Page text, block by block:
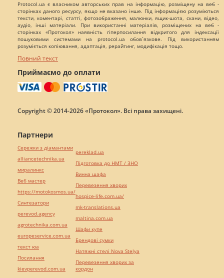
Protocol.ua є власником авторських прав на інформацію, розміщену на веб -
сторінках даного ресурсу, якщо не вказано інше. Під інформацією розуміються
тексти, коментарі, статті, фотозображення, малюнки, ящик-шота, скани, відео,
аудіо, інші матеріали. При використанні матеріалів, розміщених на веб -
сторінках «Протокол» наявність гіперпосилання відкритого для індексації
пошуковими системами на protocol.ua обов`язкове. Під використанням
розуміється копіювання, адаптація, рерайтинг, модифікація тощо.
Повний текст
Приймаємо до оплати
Copyright © 2014-2026 «Протокол». Всі права захищені.
Партнери
Сережки з діамантами
alliancetechnika.ua
миралинкс
Веб мастер
https://motokosmos.ua/
Синтезатори
perevod.agency
agrotechnika.com.ua
europeservice.com.ua
текст юа
Посилання
kievperevod.com.ua
pereklad.ua
Підготовка до НМТ / ЗНО
Винна шафа
Перевезення хворих
hospice-life.com.ua/
mk-translations.ua
maltina.com.ua
Шафи купе
Брендові сумки
Натяжні стелі Nova Stelya
Перевезення хворих за
кордон